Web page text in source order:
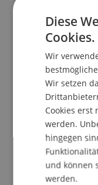
Sommersemester
Wintersemester
Diese
Cookies.
Wir
Wir setzen
Cookies erst
werden.
hingegen
und können
werden.